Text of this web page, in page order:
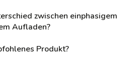
zwischen einphasigem
Aufladen?
Produkt?